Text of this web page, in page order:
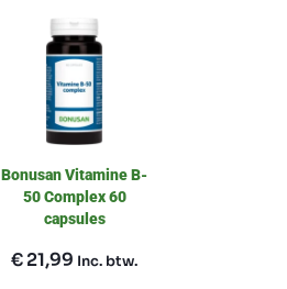
Bonusan Vitamine B-
50 Complex 60
capsules
€21,99 Inc. btw.